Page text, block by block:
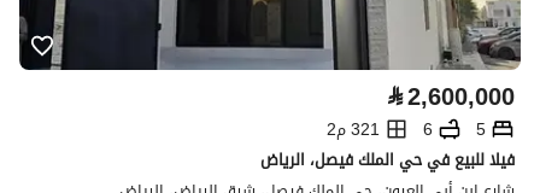
⃁2,600,000
5
6
321 م2
فيلا للبيع في حي الملك فيصل، الرياض